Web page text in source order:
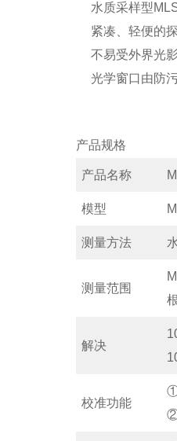
水质采样型
紧凑、轻便的
不易受外界光
光学窗口由防
产品规格
产品名称
模型
测量方法
测量范围
解决
校准功能
①
②